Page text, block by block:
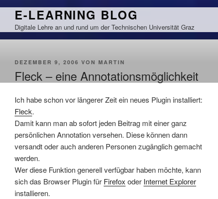
Zum
springen
E-LEARNING BLOG
Digitale Lehre an und rund um der Technischen Universität Graz
VERÖFFENTLICHT
DEZEMBER 9, 2006 VON MARTIN
Fleck – eine Annotationsmöglichkeit
Ich habe schon vor längerer Zeit ein neues Plugin installiert:
Fleck.
Damit kann man ab sofort jeden Beitrag mit einer ganz
persönlichen Annotation versehen. Diese können dann
versandt oder auch anderen Personen zugänglich gemacht
werden.
Wer diese Funktion generell verfügbar haben möchte, kann
sich das Browser Plugin für Firefox oder Internet Explorer
installieren.